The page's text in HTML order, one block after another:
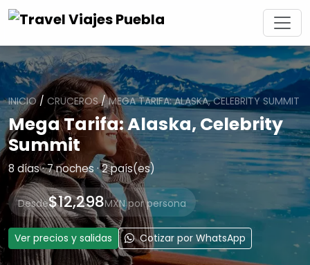
INICIO/ CRUCEROS/MEGA TARIFA: ALASKA, CELEBRITY SUMMIT
Mega Tarifa: Alaska, Celebrity
Summit
8 días · 7 noches · 2 país(es)
Desde$12,298MXN por persona
Ver precios y salidas Cotizar por WhatsApp